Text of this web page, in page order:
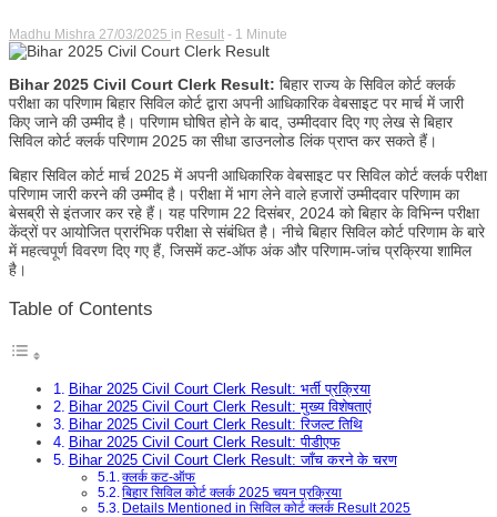
Madhu Mishra 27/03/2025 in Result - 1 Minute
Bihar 2025 Civil Court Clerk Result: बिहार राज्य के सिविल कोर्ट क्लर्क
परीक्षा का परिणाम बिहार सिविल कोर्ट द्वारा अपनी आधिकारिक वेबसाइट पर मार्च में जारी
किए जाने की उम्मीद है। परिणाम घोषित होने के बाद, उम्मीदवार दिए गए लेख से बिहार
सिविल कोर्ट क्लर्क परिणाम 2025 का सीधा डाउनलोड लिंक प्राप्त कर सकते हैं।
बिहार सिविल कोर्ट मार्च 2025 में अपनी आधिकारिक वेबसाइट पर सिविल कोर्ट क्लर्क परीक्षा
परिणाम जारी करने की उम्मीद है। परीक्षा में भाग लेने वाले हजारों उम्मीदवार परिणाम का
बेसब्री से इंतजार कर रहे हैं। यह परिणाम 22 दिसंबर, 2024 को बिहार के विभिन्न परीक्षा
केंद्रों पर आयोजित प्रारंभिक परीक्षा से संबंधित है। नीचे बिहार सिविल कोर्ट परिणाम के बारे
में महत्वपूर्ण विवरण दिए गए हैं, जिसमें कट-ऑफ अंक और परिणाम-जांच प्रक्रिया शामिल
है।
Table of Contents
Bihar 2025 Civil Court Clerk Result: भर्ती प्रक्रिया
Bihar 2025 Civil Court Clerk Result: मुख्य विशेषताएं
Bihar 2025 Civil Court Clerk Result: रिजल्ट तिथि
Bihar 2025 Civil Court Clerk Result: पीडीएफ
Bihar 2025 Civil Court Clerk Result: जाँच करने के चरण
क्लर्क कट-ऑफ
बिहार सिविल कोर्ट क्लर्क 2025 चयन प्रक्रिया
Details Mentioned in सिविल कोर्ट क्लर्क Result 2025